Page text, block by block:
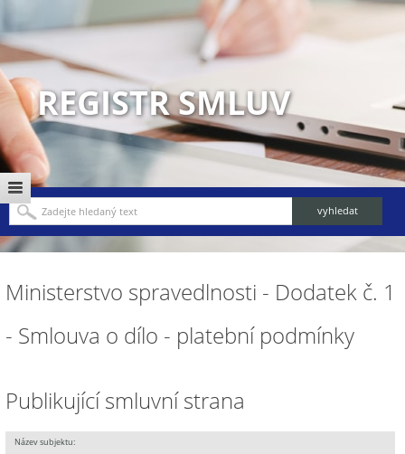
REGISTR SMLUV
Ministerstvo spravedlnosti - Dodatek č. 1
- Smlouva o dílo - platební podmínky
Publikující smluvní strana
Název subjektu: